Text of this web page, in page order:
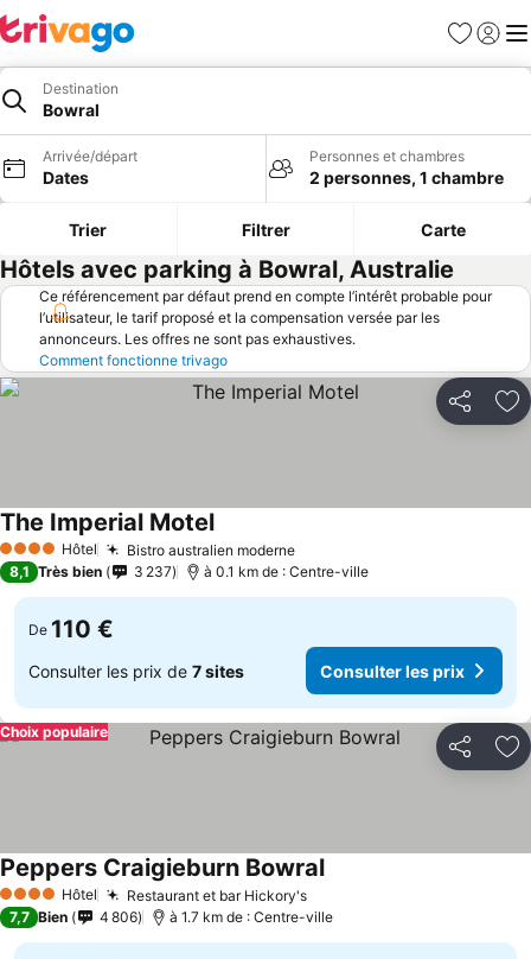
Favoris
Se
Destination
Bowral
Arrivée/départ
Dates
Personnes et chambres
2 personnes, 1 chambre
Trier Filtrer Carte
Hôtels avec parking à Bowral, Australie
Ce référencement par défaut prend en compte l’intérêt probable pour
l’utilisateur, le tarif proposé et la compensation versée par les
annonceurs. Les offres ne sont pas exhaustives.
Comment fonctionne trivago
Partager
4 Étoiles Hôtel Bistro australien moderne
The Imperial Motel
8,1 Très bien 3 237 à 0.1 km de : Centre-ville
De 110 €
Consulter les prix de 7 sites Consulter les prix
Partager
Choix populaire
4 Étoiles Hôtel Restaurant et bar Hickory's
Peppers Craigieburn Bowral
7,7 Bien 4 806 à 1.7 km de : Centre-ville